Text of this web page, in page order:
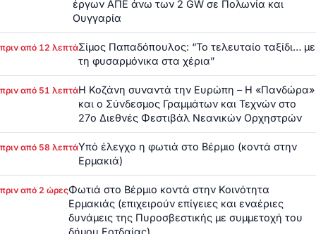
έργων ΑΠΕ άνω των 2 GW σε Πολωνία και
Ουγγαρία
πριν από 12 λεπτάΣίμος Παπαδόπουλος: “Το τελευταίο ταξίδι… με
τη φυσαρμόνικα στα χέρια”
πριν από 51 λεπτάΗ Κοζάνη συναντά την Ευρώπη – Η «Πανδώρα»
και ο Σύνδεσμος Γραμμάτων και Τεχνών στο
27ο Διεθνές Φεστιβάλ Νεανικών Ορχηστρών
πριν από 58 λεπτάΥπό έλεγχο η φωτιά στο Βέρμιο (κοντά στην
Ερμακιά)
πριν από 2 ώρεςΦωτιά στο Βέρμιο κοντά στην Κοινότητα
Ερμακιάς (επιχειρούν επίγειες και εναέριες
δυνάμεις της Πυροσβεστικής με συμμετοχή του
δήμου Εοτδαίας)